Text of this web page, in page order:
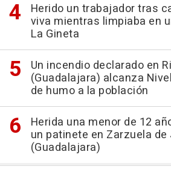
Herido un trabajador tras
viva mientras limpiaba en
La Gineta
Un incendio declarado en
(Guadalajara) alcanza
de humo a la población
Herida una menor de 12
un patinete en Zarzuela de
(Guadalajara)